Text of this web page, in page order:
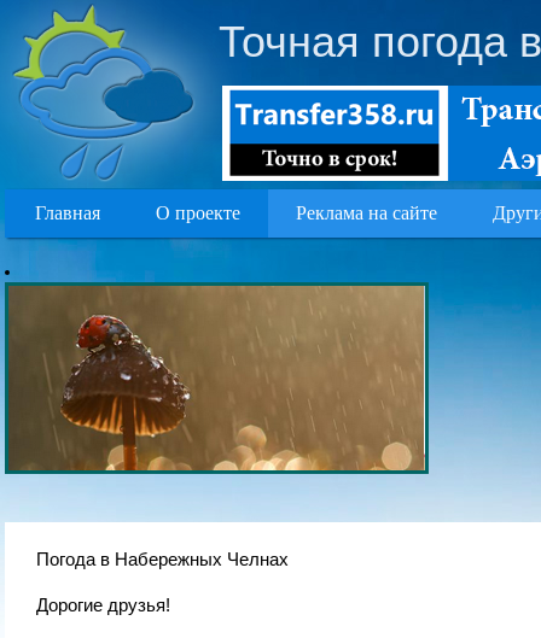
Точная
Главная О проекте Реклама на сайте
Погода в Набережных Челнах
Дорогие друзья!